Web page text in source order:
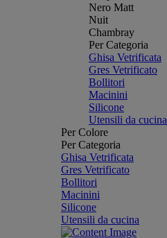
Nero Matt
Nuit
Chambray
Per Categoria
Ghisa Vetrificata
Gres Vetrificato
Bollitori
Macinini
Silicone
Utensili da cucina
Per Colore
Per Categoria
Ghisa Vetrificata
Gres Vetrificato
Bollitori
Macinini
Silicone
Utensili da cucina